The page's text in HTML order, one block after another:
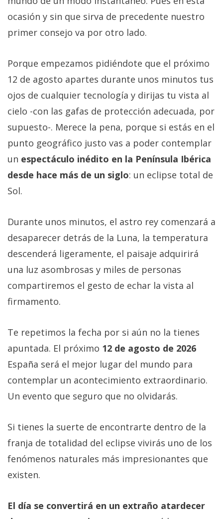
ocasión y sin que sirva de precedente nuestro
primer consejo va por otro lado.
Porque empezamos pidiéndote que el próximo
12 de agosto apartes durante unos minutos tus
ojos de cualquier tecnología y dirijas tu vista al
cielo -con las gafas de protección adecuada, por
supuesto-. Merece la pena, porque si estás en el
punto geográfico justo vas a poder contemplar
un espectáculo inédito en la Península Ibérica
desde hace más de un siglo: un eclipse total de
Sol.
Durante unos minutos, el astro rey comenzará a
desaparecer detrás de la Luna, la temperatura
descenderá ligeramente, el paisaje adquirirá
una luz asombrosas y miles de personas
compartiremos el gesto de echar la vista al
firmamento.
Te repetimos la fecha por si aún no la tienes
apuntada. El próximo 12 de agosto de 2026
España será el mejor lugar del mundo para
contemplar un acontecimiento extraordinario.
Un evento que seguro que no olvidarás.
Si tienes la suerte de encontrarte dentro de la
franja de totalidad del eclipse vivirás uno de los
fenómenos naturales más impresionantes que
existen.
El día se convertirá en un extraño atardecer